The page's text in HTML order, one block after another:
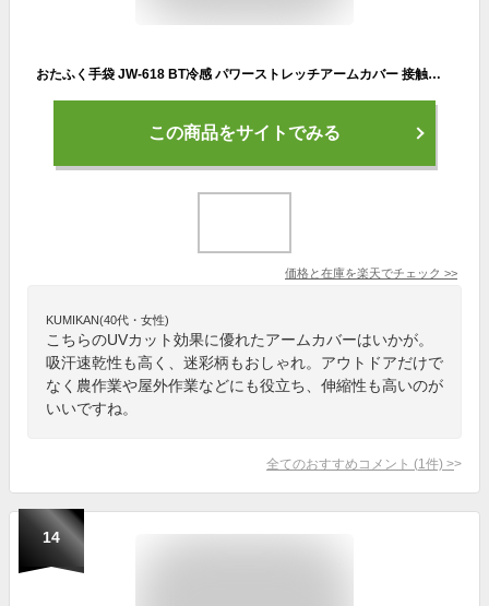
おたふく手袋 JW-618 BT冷感 パワーストレッチアームカバー 接触冷感 メンズ レディース 吸汗速乾 ひんやり UVカット 日焼け防止 建築作業 腕カバー 土木 農作業 スポーツ アウトドア 釣り ブラック ネイビー グレー 迷彩
この商品をサイトでみる
価格と在庫を楽天でチェック >>
KUMIKAN(40代・女性)
こちらのUVカット効果に優れたアームカバーはいかが。
吸汗速乾性も高く、迷彩柄もおしゃれ。アウトドアだけで
なく農作業や屋外作業などにも役立ち、伸縮性も高いのが
いいですね。
全てのおすすめコメント (1 件) >
14